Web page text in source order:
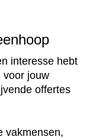
interesse hebt
voor jouw
offertes
vakmensen,